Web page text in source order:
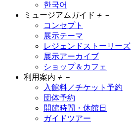
한국어
ミュージアムガイド ＋ －
コンセプト
展示テーマ
レジェンドストーリーズ
展示アーカイブ
ショップ＆カフェ
利用案内 ＋ －
入館料／チケット予約
団体予約
開館時間・休館日
ガイドツアー